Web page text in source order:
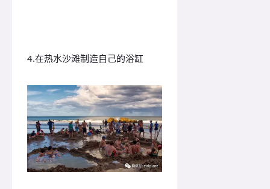
4.在热水沙滩制造自己的浴缸